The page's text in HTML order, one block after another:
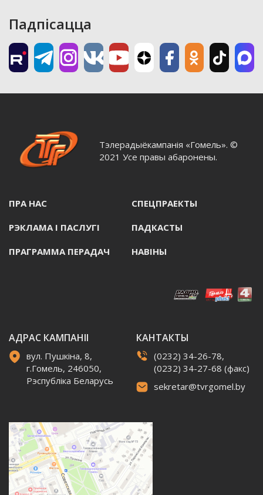
Падпісацца
Тэлерадыёкампанія «Гомель». ©
2021 Усе правы абаронены.
ПРА НАС СПЕЦПРАЕКТЫ
РЭКЛАМА I ПАСЛУГI ПАДКАСТЫ
ПРАГРАММА ПЕРАДАЧ НАВIНЫ
АДРАС КАМПАНІІ
вул. Пушкіна, 8,
г.Гомель, 246050,
Рэспубліка Беларусь
КАНТАКТЫ
(0232) 34-26-78,
(0232) 34-27-68 (факс)
sekretar@tvrgomel.by